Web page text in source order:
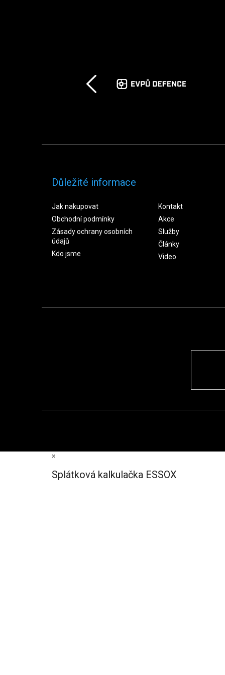
Důležité informace
Jak nakupovat
Obchodní podmínky
Zásady ochrany osobních
údajů
Kdo jsme
Kontakt
Akce
Služby
Články
Video
×
Splátková kalkulačka ESSOX